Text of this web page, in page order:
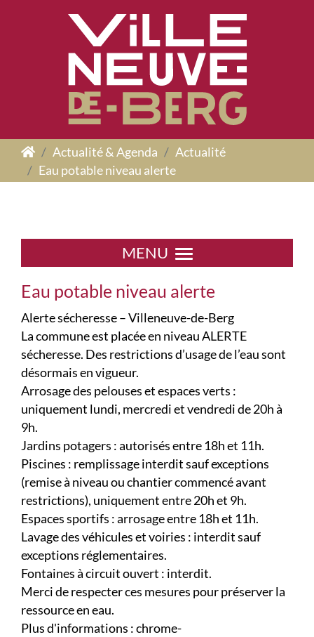
Actualité & Agenda
Actualité
Eau potable niveau alerte
MENU
Eau potable niveau alerte
Alerte sécheresse – Villeneuve-de-Berg
La commune est placée en niveau ALERTE
sécheresse. Des restrictions d’usage de l’eau sont
désormais en vigueur.
Arrosage des pelouses et espaces verts :
uniquement lundi, mercredi et vendredi de 20h à
9h.
Jardins potagers : autorisés entre 18h et 11h.
Piscines : remplissage interdit sauf exceptions
(remise à niveau ou chantier commencé avant
restrictions), uniquement entre 20h et 9h.
Espaces sportifs : arrosage entre 18h et 11h.
Lavage des véhicules et voiries : interdit sauf
exceptions réglementaires.
Fontaines à circuit ouvert : interdit.
Merci de respecter ces mesures pour préserver la
ressource en eau.
Plus d'informations : chrome-